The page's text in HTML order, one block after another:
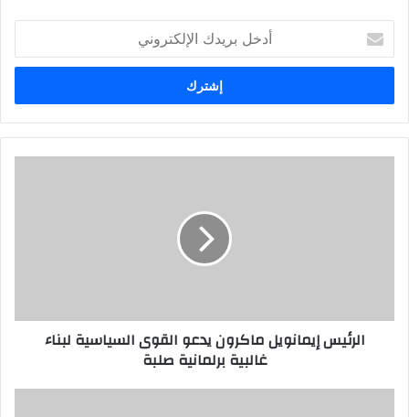
بريدك
الإلكتروني
الرئيس إيمانويل ماكرون يدعو القوى السياسية لبناء
غالبية برلمانية صلبة